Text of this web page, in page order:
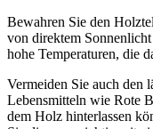
Bewahren Sie den
von direktem
hohe Temperaturen, die
Vermeiden Sie auch den
Lebensmitteln wie Rote
dem Holz hinterlassen